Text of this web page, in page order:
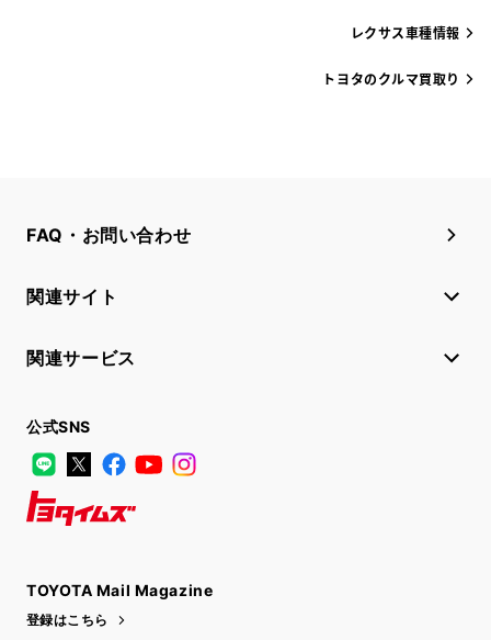
レクサス車種情報
トヨタのクルマ買取り
FAQ・お問い合わせ
関連サイト
関連サービス
公式SNS
LINE
X FacebookYouTube
TOYOTA Mail Magazine
登録はこちら